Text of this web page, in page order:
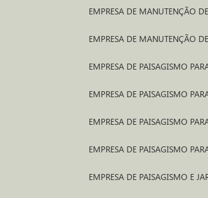
EMPRESA DE MANUTENÇÃO
EMPRESA DE MANUTENÇÃO
EMPRESA DE PAISAGISMO
EMPRESA DE PAISAGISMO
EMPRESA DE PAISAGISMO
EMPRESA DE PAISAGISMO
EMPRESA DE PAISAGISMO E